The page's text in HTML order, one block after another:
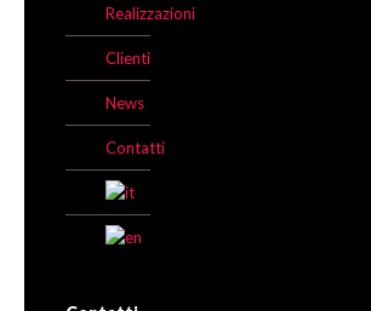
Realizzazioni
Clienti
News
Contatti